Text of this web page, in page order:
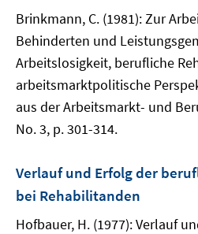
Brinkmann, C. (1981): Zur
Behinderten und
Arbeitslosigkeit, berufliche
arbeitsmarktpolitische
aus der Arbeitsmarkt- und
No. 3, p. 301-314.
Verlauf und Erfolg der
bei Rehabilitanden
Hofbauer, H. (1977): Verlauf